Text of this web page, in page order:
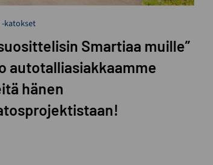
katokset
Smartiaa muille”
autotalliasiakkaamme
hänen